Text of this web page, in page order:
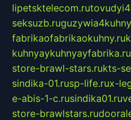
lipetsktelecom.ru
seksuzb.ru
fabrikaofabrikaokuhny.ru
kuhnyaykuhnyayfabrika.ru
store-brawl-stars.rukts-
sindika-01.rusp-life.rux-
e-abis-1-c.rusindika01.ru
store-brawlstars.ru